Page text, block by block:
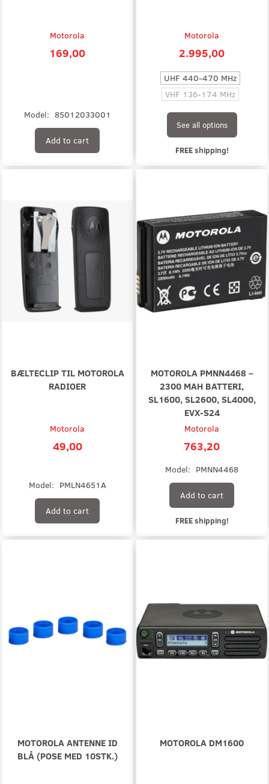
Motorola
169,00
Model: 85012033001
Add to cart
Motorola
2.995,00
UHF 440-470 MHz
VHF 136-174 MHz
See all options
FREE shipping!
BÆLTECLIP TIL MOTOROLA
RADIOER
Motorola
49,00
Model: PMLN4651A
Add to cart
MOTOROLA PMNN4468 –
2300 MAH BATTERI,
SL1600, SL2600, SL4000,
EVX-S24
Motorola
763,20
Model: PMNN4468
Add to cart
FREE shipping!
MOTOROLA ANTENNE ID
BLÅ (POSE MED 10STK.)
MOTOROLA DM1600